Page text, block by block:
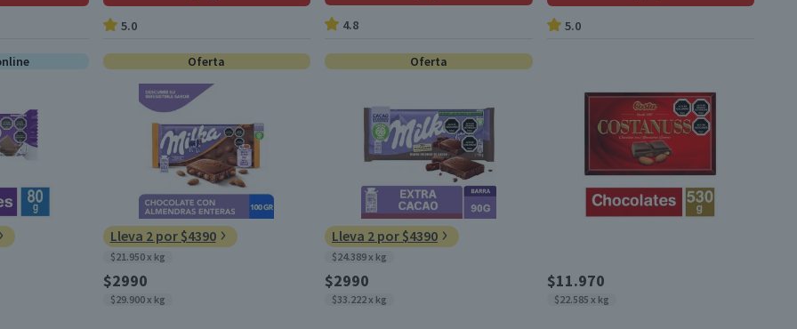
5.0 4.8 5.0
Oferta
Lleva 2 por $4390
$21.950 x kg
$2990
$29.900 x kg
Oferta
Lleva 2 por $4390
$24.389 x kg
$2990
$33.222 x kg
$11.970
$22.585 x kg